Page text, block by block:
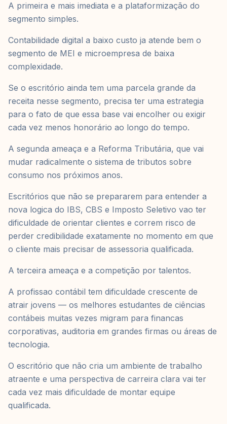
A primeira e mais imediata e a plataformização do
segmento simples.
Contabilidade digital a baixo custo ja atende bem o
segmento de MEI e microempresa de baixa
complexidade.
Se o escritório ainda tem uma parcela grande da
receita nesse segmento, precisa ter uma estrategia
para o fato de que essa base vai encolher ou exigir
cada vez menos honorário ao longo do tempo.
A segunda ameaça e a Reforma Tributária, que vai
mudar radicalmente o sistema de tributos sobre
consumo nos próximos anos.
Escritórios que não se prepararem para entender a
nova logica do IBS, CBS e Imposto Seletivo vao ter
dificuldade de orientar clientes e correm risco de
perder credibilidade exatamente no momento em que
o cliente mais precisar de assessoria qualificada.
A terceira ameaça e a competição por talentos.
A profissao contábil tem dificuldade crescente de
atrair jovens — os melhores estudantes de ciências
contábeis muitas vezes migram para financas
corporativas, auditoria em grandes firmas ou áreas de
tecnologia.
O escritório que não cria um ambiente de trabalho
atraente e uma perspectiva de carreira clara vai ter
cada vez mais dificuldade de montar equipe
qualificada.